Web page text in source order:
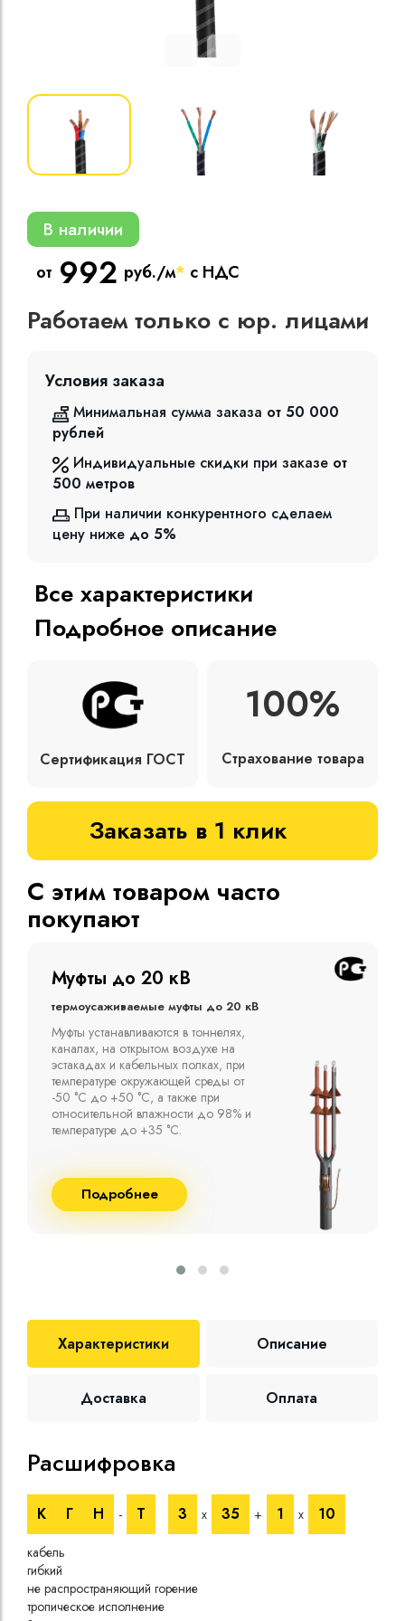
Кабели
изоляцией
В наличии
от 992 руб./м* с НДС
Работаем только с юр. лицами
Условия заказа
Минимальная сумма заказа от 50 000
рублей
Индивидуальные скидки при заказе от
500 метров
При наличии конкурентного сделаем
цену ниже до 5%
Все характеристики
Подробное описание
Сертификация ГОСТ
100%
Страхование товара
Заказать в 1 клик
С этим товаром часто
покупают
Муфты до 10 кВ
Термоусаживаемые муфты до 10 кВ
Компания ООО "Москабельторг"
предлагает, как соединительные
термоусаживаемые муфты на кабель
напряжением до 10 кВ с изоляцией
из маслопропитанной бумаги и
сшитого полиэтилена собственного
производства
Подробнее
Характеристики Описание
Доставка Оплата
Расшифровка
К Г Н - Т 3 х 35 + 1 х 10
кабель
гибкий
не распространяющий горение
тропическое исполнение